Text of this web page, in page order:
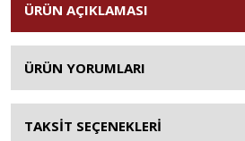
ÜRÜN AÇIKLAMASI
ÜRÜN YORUMLARI
TAKSİT SEÇENEKLERİ